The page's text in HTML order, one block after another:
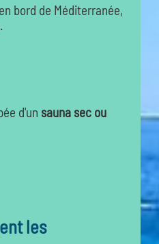
bord de Méditerranée,
d'un sauna sec ou
les